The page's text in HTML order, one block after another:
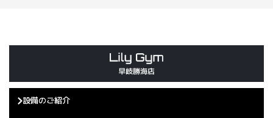
設備のご紹介